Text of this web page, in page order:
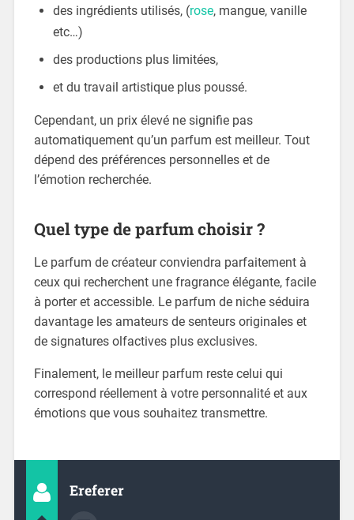
des ingrédients utilisés, (rose, mangue, vanille
etc…)
des productions plus limitées,
et du travail artistique plus poussé.
Cependant, un prix élevé ne signifie pas
automatiquement qu’un parfum est meilleur. Tout
dépend des préférences personnelles et de
l’émotion recherchée.
Quel type de parfum choisir ?
Le parfum de créateur conviendra parfaitement à
ceux qui recherchent une fragrance élégante, facile
à porter et accessible. Le parfum de niche séduira
davantage les amateurs de senteurs originales et
de signatures olfactives plus exclusives.
Finalement, le meilleur parfum reste celui qui
correspond réellement à votre personnalité et aux
émotions que vous souhaitez transmettre.
Ereferer